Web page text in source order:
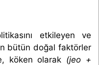
etkileyen ve
bütün doğal faktörler
köken olarak (jeo +